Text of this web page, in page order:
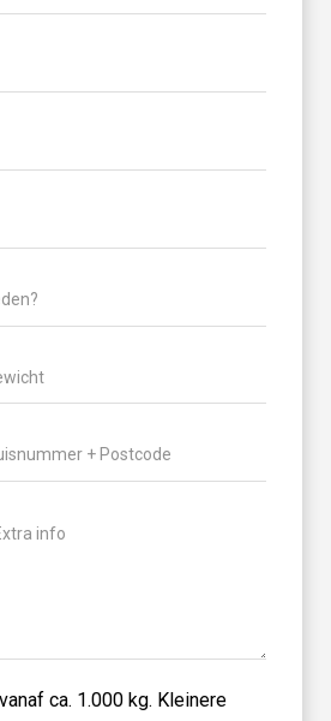
ca. 1.000 kg. Kleinere